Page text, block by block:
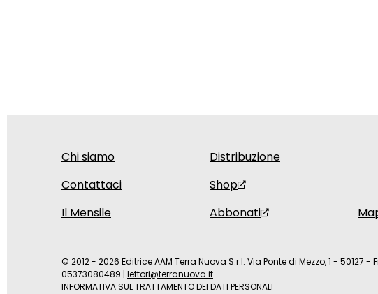
Chi siamo
Contattaci
Il Mensile
Distribuzione
Shop
Abbonati
© 2012 - 2026 Editrice AAM Terra Nuova S.r.l. Via Ponte di Mezzo, 1 - 50127 -
05373080489 | lettori@terranuova.it
INFORMATIVA SUL TRATTAMENTO DEI DATI PERSONALI